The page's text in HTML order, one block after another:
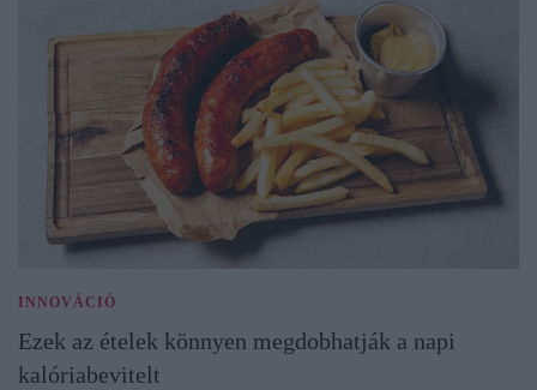
INNOVÁCIÓ
Ezek az ételek könnyen megdobhatják a napi
kalóriabevitelt